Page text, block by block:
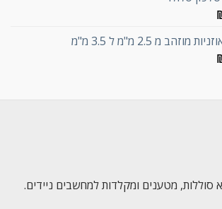
מוזהב מ 2.5 מ"מ ל 3.5 מ"מ
סוללות, מטענים ומקלדות למחשבים ניידים.